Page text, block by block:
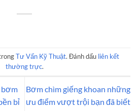
Tư Vấn Kỹ Thuật. Đánh dấu liên kết
thường trực.
bơm
bỉ
Bơm chìm giếng khoan những
ưu điểm vượt trội bạn đã biết